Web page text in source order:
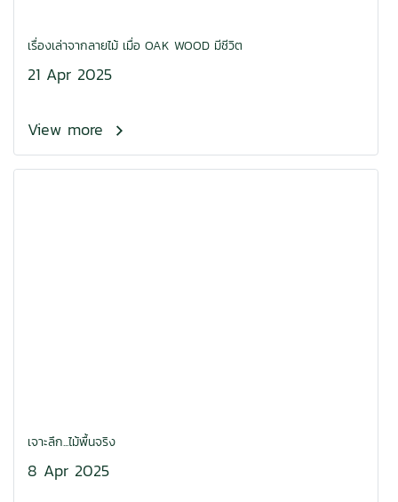
เรื่องเล่าจากลายไม้ เมื่อ OAK WOOD มีชีวิต
21 Apr 2025
View more
เจาะลึก...ไม้พื้นจริง
8 Apr 2025